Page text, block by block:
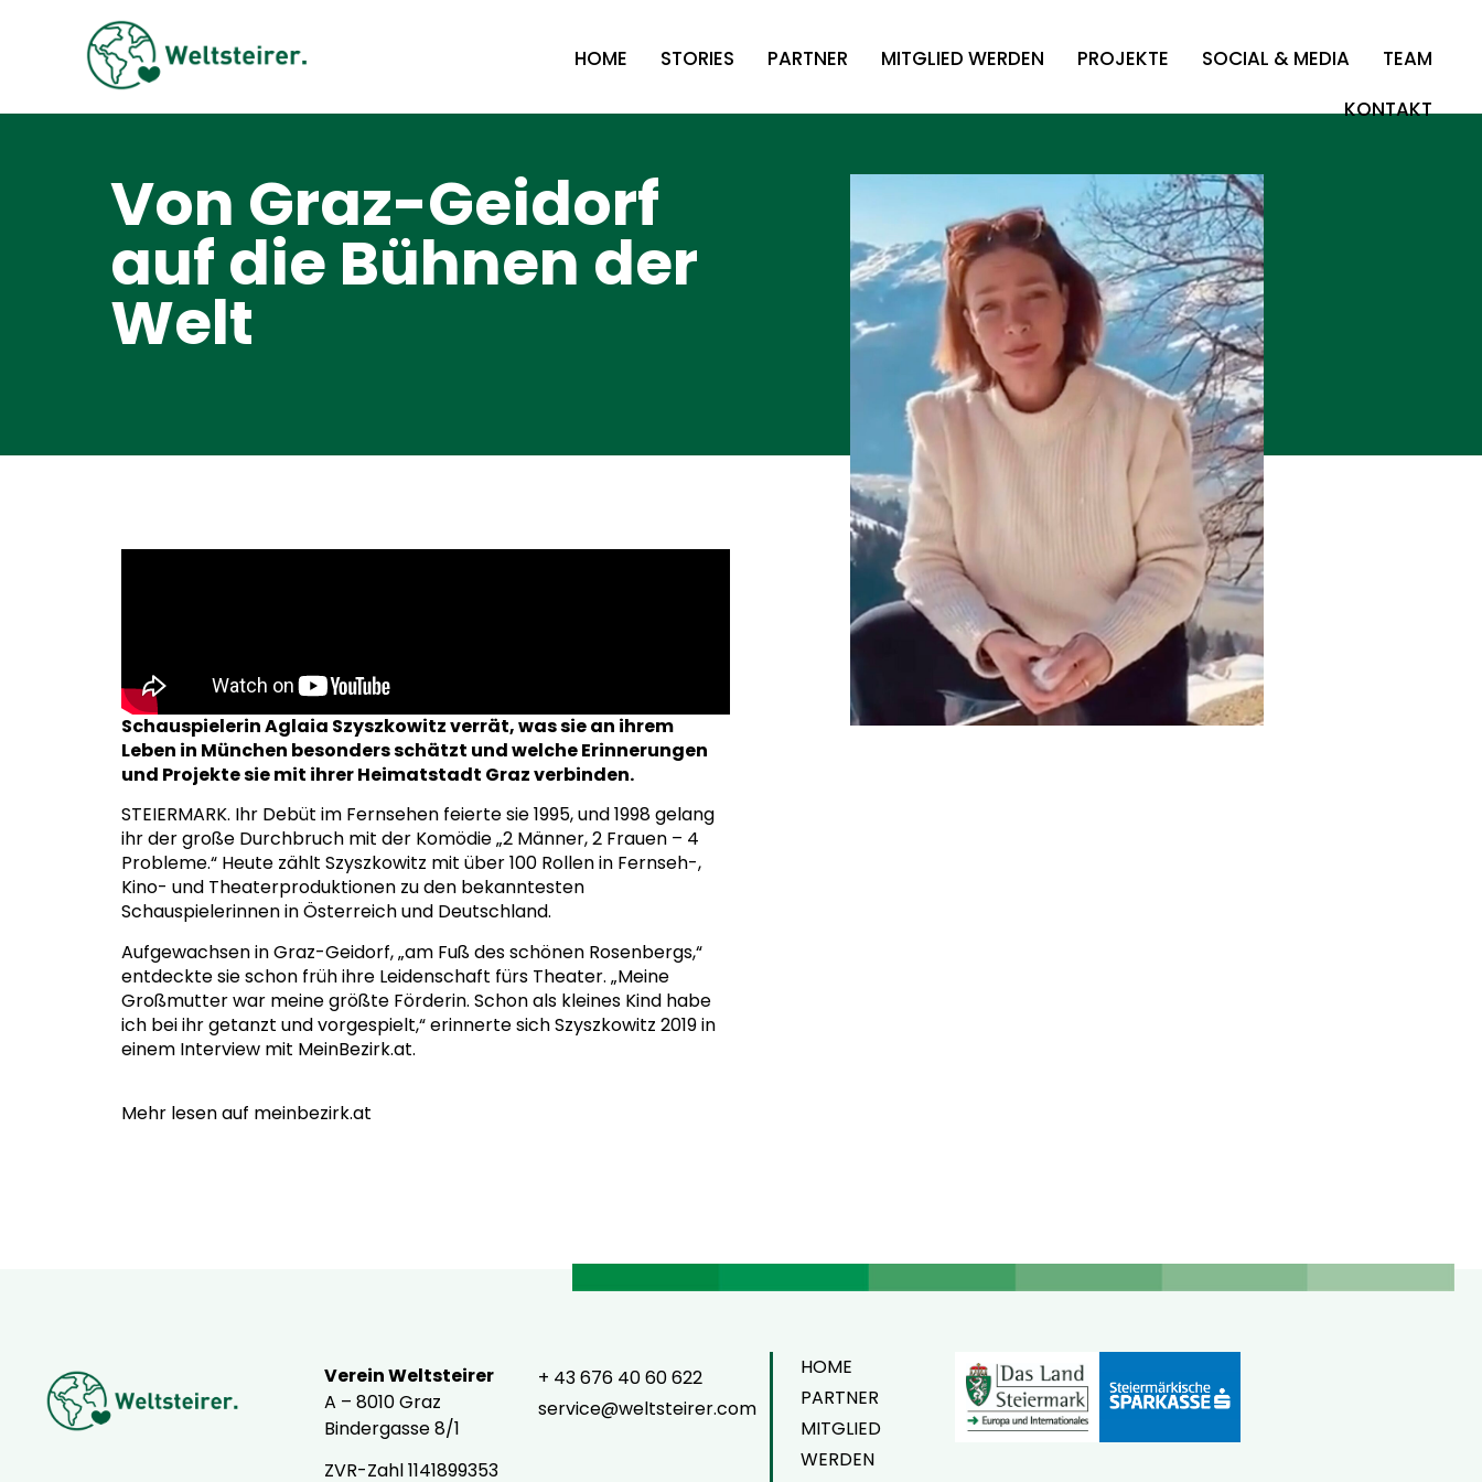
HOME STORIES PARTNER MITGLIED WERDEN PROJEKTE SOCIAL & MEDIA
TEAM
KONTAKT
Von Graz-Geidorf
auf die Bühnen der
Welt
Schauspielerin Aglaia Szyszkowitz verrät, was sie an ihrem
Leben in München besonders schätzt und welche Erinnerungen
und Projekte sie mit ihrer Heimatstadt Graz verbinden.
STEIERMARK. Ihr Debüt im Fernsehen feierte sie 1995, und 1998 gelang
ihr der große Durchbruch mit der Komödie „2 Männer, 2 Frauen – 4
Probleme.“ Heute zählt Szyszkowitz mit über 100 Rollen in Fernseh-,
Kino- und Theaterproduktionen zu den bekanntesten
Schauspielerinnen in Österreich und Deutschland.
Aufgewachsen in Graz-Geidorf, „am Fuß des schönen Rosenbergs,“
entdeckte sie schon früh ihre Leidenschaft fürs Theater. „Meine
Großmutter war meine größte Förderin. Schon als kleines Kind habe
ich bei ihr getanzt und vorgespielt,“ erinnerte sich Szyszkowitz 2019 in
einem Interview mit MeinBezirk.at.
Mehr lesen auf meinbezirk.at
Verein Weltsteirer
A – 8010 Graz
Bindergasse 8/1
ZVR-Zahl 1141899353
+ 43 676 40 60 622
service@weltsteirer.com
HOME
PARTNER
MITGLIED
WERDEN